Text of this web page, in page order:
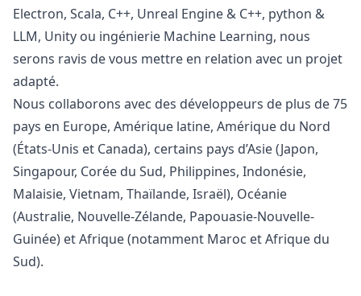
Electron, Scala, C++, Unreal Engine & C++, python &
LLM, Unity ou ingénierie Machine Learning, nous
serons ravis de vous mettre en relation avec un projet
adapté.
Nous collaborons avec des développeurs de plus de 75
pays en Europe, Amérique latine, Amérique du Nord
(États-Unis et Canada), certains pays d’Asie (Japon,
Singapour, Corée du Sud, Philippines, Indonésie,
Malaisie, Vietnam, Thaïlande, Israël), Océanie
(Australie, Nouvelle-Zélande, Papouasie-Nouvelle-
Guinée) et Afrique (notamment Maroc et Afrique du
Sud).